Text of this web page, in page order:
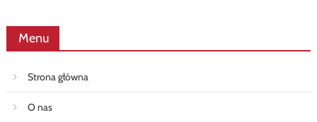
Menu
Strona główna
O nas